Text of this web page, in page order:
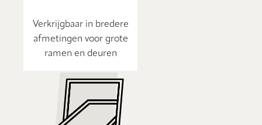
Verkrijgbaar in bredere
afmetingen voor grote
ramen en deuren